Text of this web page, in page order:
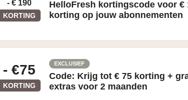
- € 190
KORTING
HelloFresh kortingscode voor €
korting op jouw abonnementen
- €75
KORTING
EXCLUSIEF
Code: Krijg tot € 75 korting +
extras voor 2 maanden